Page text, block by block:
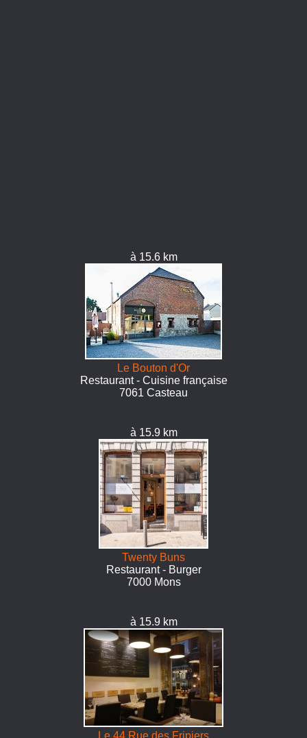
à 15.6 km
Le Bouton d'Or
Restaurant - Cuisine française
7061 Casteau
à 15.9 km
Twenty Buns
Restaurant - Burger
7000 Mons
à 15.9 km
Le 44 Rue des Fripiers